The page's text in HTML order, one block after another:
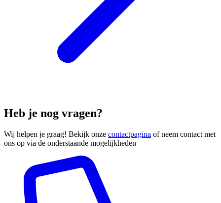
Heb je nog vragen?
Wij helpen je graag! Bekijk onze contactpagina of neem contact met
ons op via de onderstaande mogelijkheden